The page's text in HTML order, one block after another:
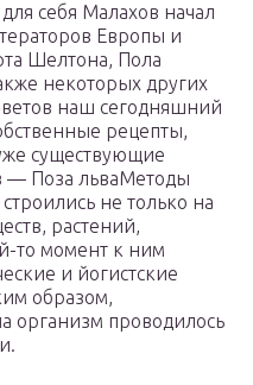
себя Малахов начал
Европы и
Шелтона, Пола
некоторых других
наш сегодняшний
рецепты,
существующие
— Поза льваМетоды
не только на
растений,
то момент к ним
и йогистские
образом,
организм проводилось